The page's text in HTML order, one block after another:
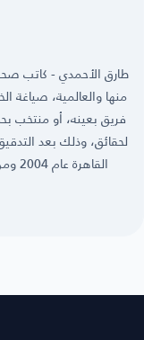
طارق الأحمدي - كاتب
منها والعالمية، صياغة
فريق بعينه، أو منتخب
لحقائق، وذلك بعد
القاهرة عام 2004 ومن حينها وأنا أمارس مهنتي بكل حُب وشغف.